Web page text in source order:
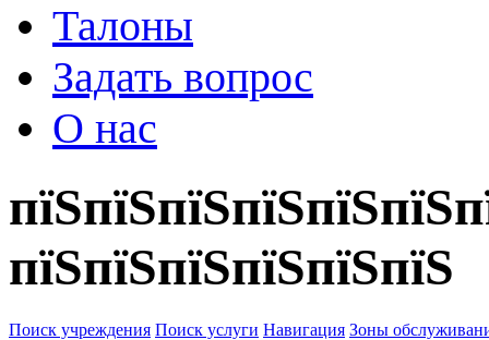
Талоны
Задать вопрос
О нас
пїЅпїЅпїЅпїЅпїЅпїЅ
Поиск учреждения Поиск услуги Навигация Зоны